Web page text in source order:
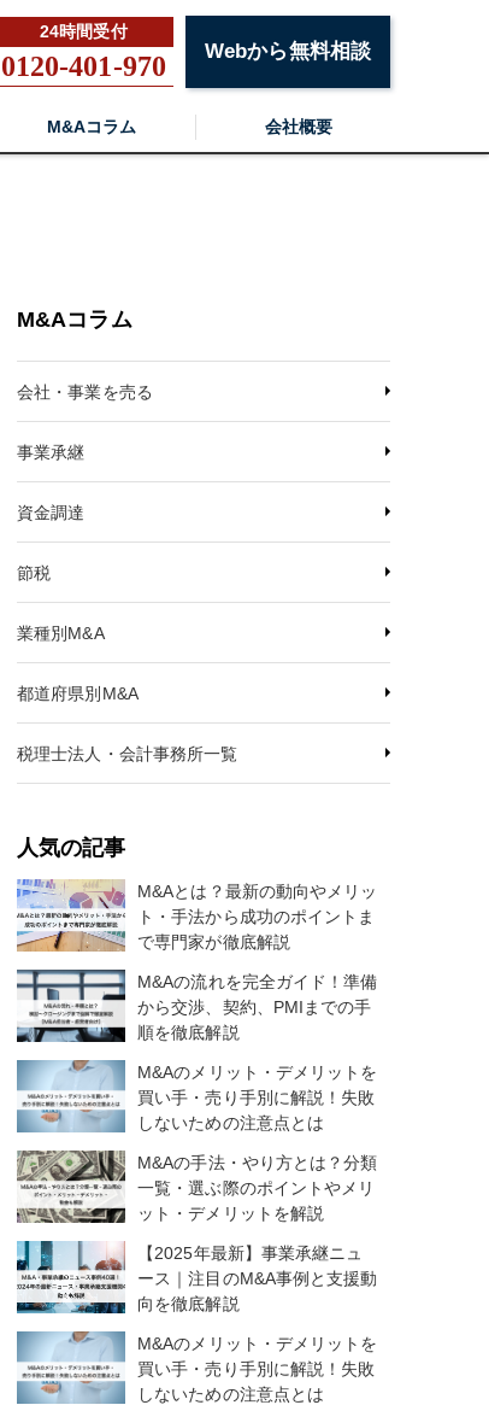
0120-401-970 Webから無料相談
M&Aコラム 会社概要
M&Aコラム
会社・事業を売る
事業承継
資金調達
節税
業種別M&A
都道府県別M&A
税理士法人・会計事務所一覧
人気の記事
M&Aとは？最新の動向やメリッ
ト・手法から成功のポイントま
で専門家が徹底解説
M&Aの流れを完全ガイド！準備
から交渉、契約、PMIまでの手
順を徹底解説
M&Aのメリット・デメリットを
買い手・売り手別に解説！失敗
しないための注意点とは
M&Aの手法・やり方とは？分類
一覧・選ぶ際のポイントやメリ
ット・デメリットを解説
【2025年最新】事業承継ニュ
ース｜注目のM&A事例と支援動
向を徹底解説
M&Aのメリット・デメリットを
買い手・売り手別に解説！失敗
しないための注意点とは